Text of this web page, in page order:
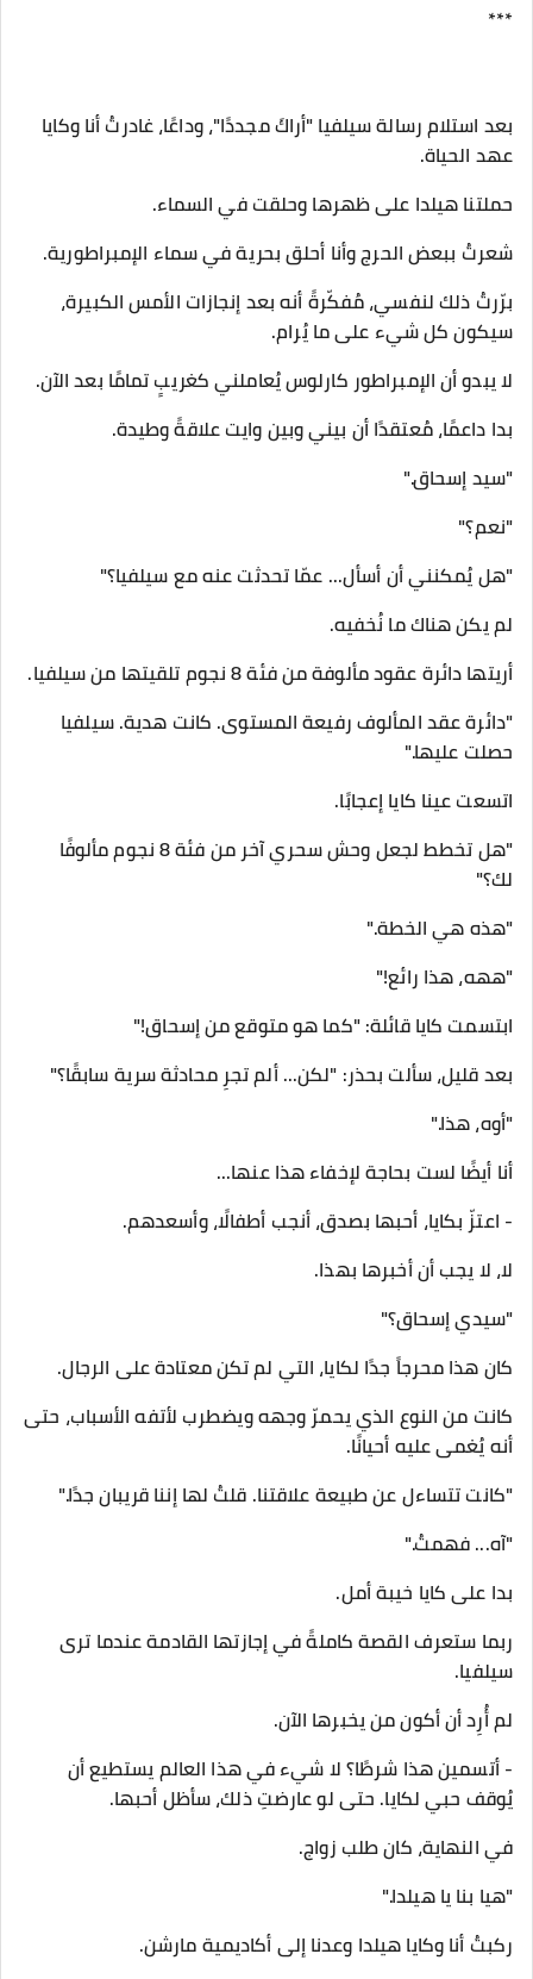
***
بعد استلام رسالة سيلفيا "أراكَ مجددًا"، وداعًا، غادرتُ أنا وكايا
عهد الحياة.
حملتنا هيلدا على ظهرها وحلقت في السماء.
شعرتُ ببعض الحرج وأنا أحلق بحرية في سماء الإمبراطورية.
برّرتُ ذلك لنفسي، مُفكّرةً أنه بعد إنجازات الأمس الكبيرة،
سيكون كل شيء على ما يُرام.
لا يبدو أن الإمبراطور كارلوس يُعاملني كغريبٍ تمامًا بعد الآن.
بدا داعمًا، مُعتقدًا أن بيني وبين وايت علاقةً وطيدة.
"سيد إسحاق."
"نعم؟"
"هل يُمكنني أن أسأل... عمّا تحدثت عنه مع سيلفيا؟"
لم يكن هناك ما نُخفيه.
أريتها دائرة عقود مألوفة من فئة 8 نجوم تلقيتها من سيلفيا.
"دائرة عقد المألوف رفيعة المستوى. كانت هدية. سيلفيا
حصلت عليها."
اتسعت عينا كايا إعجابًا.
"هل تخطط لجعل وحش سحري آخر من فئة 8 نجوم مألوفًا
لك؟"
"هذه هي الخطة."
"ههه، هذا رائع!"
ابتسمت كايا قائلة: "كما هو متوقع من إسحاق!"
بعد قليل، سألت بحذر: "لكن... ألم تجرِ محادثة سرية سابقًا؟"
"أوه، هذا."
أنا أيضًا لست بحاجة لإخفاء هذا عنها...
- اعتزّ بكايا، أحبها بصدق، أنجب أطفالًا، وأسعدهم.
لا، لا يجب أن أخبرها بهذا.
"سيدي إسحاق؟"
كان هذا محرجاً جدًا لكايا، التي لم تكن معتادة على الرجال.
كانت من النوع الذي يحمرّ وجهه ويضطرب لأتفه الأسباب، حتى
أنه يُغمى عليه أحيانًا.
"كانت تتساءل عن طبيعة علاقتنا. قلتُ لها إننا قريبان جدًا."
"آه... فهمتُ."
بدا على كايا خيبة أمل.
ربما ستعرف القصة كاملةً في إجازتها القادمة عندما ترى
سيلفيا.
لم أُرِد أن أكون من يخبرها الآن.
- أتسمين هذا شرطًا؟ لا شيء في هذا العالم يستطيع أن
يُوقف حبي لكايا. حتى لو عارضتِ ذلك، سأظل أحبها.
في النهاية، كان طلب زواج.
"هيا بنا يا هيلدا."
ركبتُ أنا وكايا هيلدا وعدنا إلى أكاديمية مارشن.